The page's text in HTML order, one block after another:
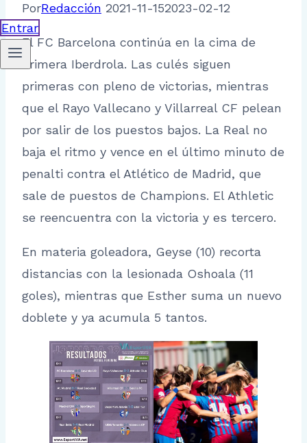
Entrar
PorRedacción 2021-11-152023-02-12
El FC Barcelona continúa en la cima de
Primera Iberdrola. Las culés siguen
primeras con pleno de victorias, mientras
que el Rayo Vallecano y Villarreal CF pelean
por salir de los puestos bajos. La Real no
baja el ritmo y vence en el último minuto de
penalti contra el Atlético de Madrid, que
sale de puestos de Champions. El Athletic
se reencuentra con la victoria y es tercero.
En materia goleadora, Geyse (10) recorta
distancias con la lesionada Oshoala (11
goles), mientras que Esther suma un nuevo
doblete y ya acumula 5 tantos.